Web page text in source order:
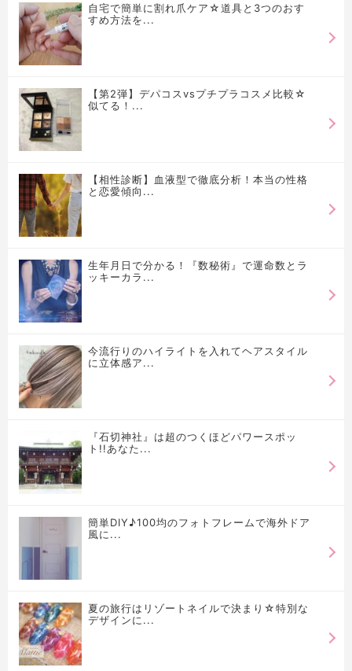
自宅で簡単に割れ爪ケア☆道具と3つのおす
すめ方法を...
【第2弾】デパコスvsプチプラコスメ比較☆
似てる！...
【相性診断】血液型で徹底分析！本当の性格
と恋愛傾向...
生年月日で分かる！『数秘術』で運命数とラ
ッキーカラ...
今流行りのハイライトを入れてヘアスタイル
に立体感ア...
『石切神社』は超のつくほどパワースポッ
ト!!あなた...
簡単DIY♪100均のフォトフレームで海外ドア
風に...
夏の旅行はリゾートネイルで決まり☆特別な
デザインに...